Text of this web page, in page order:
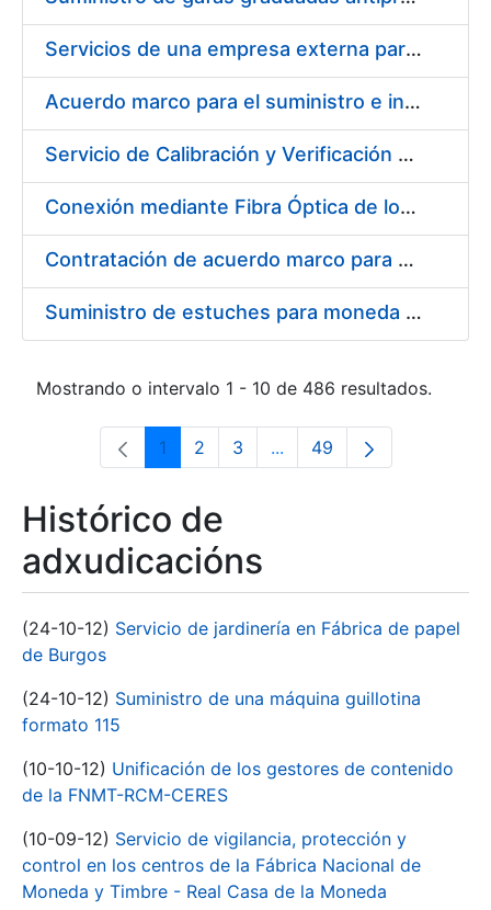
Servicios de una empresa externa para el asesoramiento y resolución de los recursos de alzada que se presentan relacionados con procesos de selección para la FNMT-RCM
Acuerdo marco para el suministro e instalación de persianas, estores y otros complementos
Servicio de Calibración y Verificación Externa de los Equipos de Medición del Servicio de Prevención de la FNMT-RCM
Conexión mediante Fibra Óptica de los Centros de Proceso de Datos (CPDs) de las sedes de la FNMT-RCM de Burgos y Madrid
Contratación de acuerdo marco para el Suministro de Material de Electricidad para la Fábrica Nacional de Moneda y Timbre-Real Casa de la Moneda en su centro de trabajo de Burgos
Suministro de estuches para moneda de 30 €
Mostrando o intervalo 1 - 10 de 486 resultados.
Páxina
1 Páxina
2 Páxina
3 ...Páxinas intermedias Use
Páxina
49
Histórico de
adxudicacións
(24-10-12) Servicio de jardinería en Fábrica de papel
de Burgos
(24-10-12) Suministro de una máquina guillotina
formato 115
(10-10-12) Unificación de los gestores de contenido
de la FNMT-RCM-CERES
(10-09-12) Servicio de vigilancia, protección y
control en los centros de la Fábrica Nacional de
Moneda y Timbre - Real Casa de la Moneda